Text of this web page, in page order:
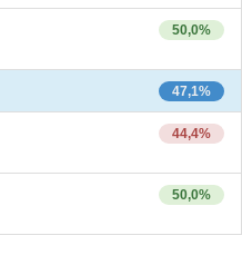
50,0%
47,1%
44,4%
50,0%